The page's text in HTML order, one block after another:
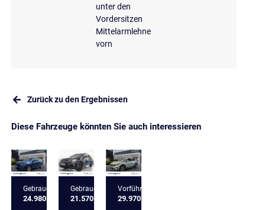
unter den
Vordersitzen
Mittelarmlehne
vorn
Zurück zu den Ergebnissen
Diese Fahrzeuge könnten Sie auch interessieren
Gebrauchtfahrzeug
24.980 €
Gebrauchtfahrzeug
21.570 €
Vorführfahrzeug
29.970 €